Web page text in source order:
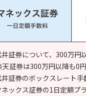
証券について、300万円
天証券は300万円以降も0円
証券のボックスレート手
ックス証券の1日定額プ